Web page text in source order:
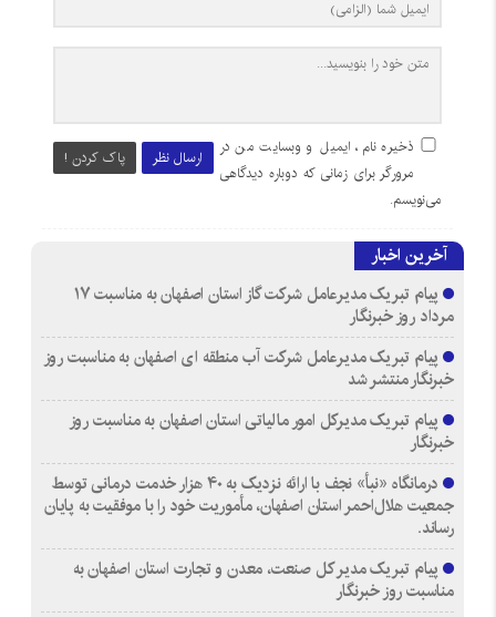
ارسال نظر پاک کردن !
ذخیره نام، ایمیل و وبسایت من در
مرورگر برای زمانی که دوباره دیدگاهی
می‌نویسم.
آخرین اخبار
پیام تبریک مدیرعامل شرکت گاز استان اصفهان به مناسبت ۱۷
مرداد روز خبرنگار
پیام تبریک مدیرعامل شرکت آب منطقه ای اصفهان به مناسبت روز
خبرنگار منتشر شد
پیام تبریک مدیرکل امور مالیاتی استان اصفهان به مناسبت روز
خبرنگار
درمانگاه «نبأ» نجف با ارائه نزدیک به ۴۰ هزار خدمت درمانی توسط
جمعیت هلال‌احمر استان اصفهان، مأموریت خود را با موفقیت به پایان
رساند.
پیام تبریک مدیر کل صنعت، معدن و تجارت استان اصفهان به
مناسبت روز خبرنگار